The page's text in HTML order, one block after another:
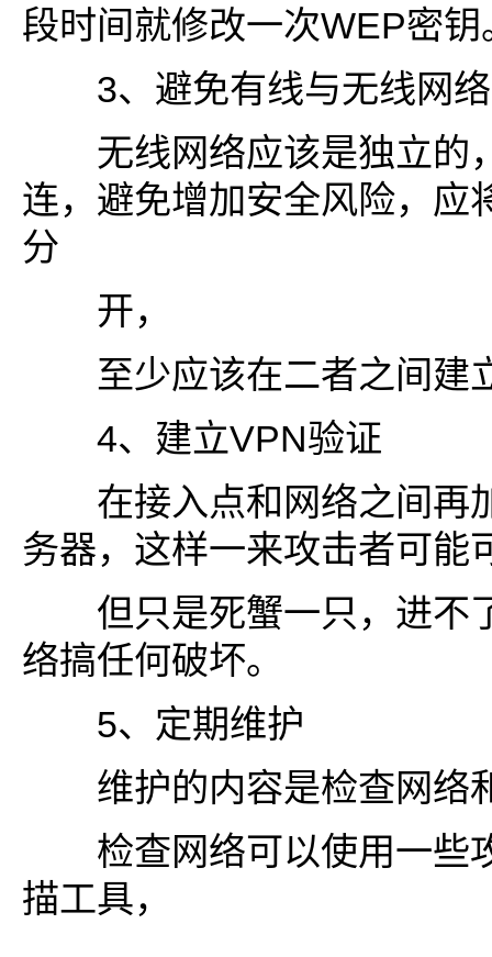
段时间就修改一次WEP密钥
3、避免有线与无线网络
无线网络应该是独立的
连，避免增加安全风险，应
分
开，
至少应该在二者之间建
4、建立VPN验证
在接入点和网络之间再
务器，这样一来攻击者可能
但只是死蟹一只，进不
络搞任何破坏。
5、定期维护
维护的内容是检查网络
检查网络可以使用一些
描工具，